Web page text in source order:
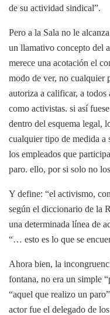
de su actividad sindical”.
Pero a la Sala no le
un llamativo concepto del
merece una acotación el
modo de ver, no cualquier
autoriza a calificar, a todos
como activistas. si así
dentro del esquema legal,
cualquier tipo de medida a
los empleados que
paro. ello, por si solo no
Y define: “el activismo,
según el diccionario de la
una determinada línea de
“… esto es lo que se
Ahora bien, la
fontana, no era un simple
“aquel que realizo un
actor fue el delegado de